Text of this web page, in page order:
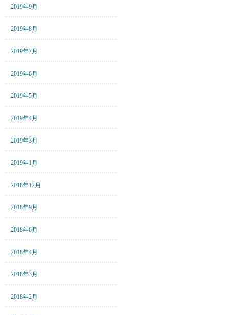
2019年9月
2019年8月
2019年7月
2019年6月
2019年5月
2019年4月
2019年3月
2019年1月
2018年12月
2018年9月
2018年6月
2018年4月
2018年3月
2018年2月